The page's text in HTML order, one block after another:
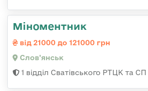
Міноментник
від 21000 до 121000 грн
Слов'янськ
1 відділ Сватівського РТЦК та СП